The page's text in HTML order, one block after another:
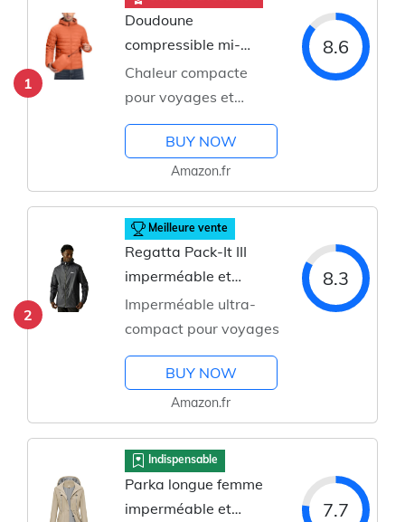
1
Doudoune
compressible mi-
saison légère et
imperméable
Chaleur compacte
pour voyages et
randonnées
8.6
BUY NOW
Amazon.fr
2
Meilleure vente
Regatta Pack-It III
imperméable et
pliable
Imperméable ultra-
compact pour voyages
8.3
BUY NOW
Amazon.fr
Indispensable
Parka longue femme
imperméable et
7.7